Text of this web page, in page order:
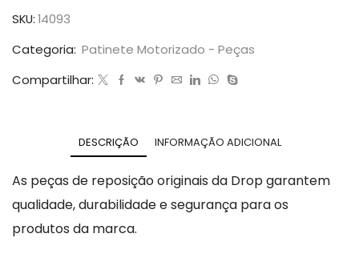
SKU:14093
Categoria: Patinete Motorizado - Peças
Compartilhar:
DESCRIÇÃO INFORMAÇÃO ADICIONAL
As peças de reposição originais da Drop garantem
qualidade, durabilidade e segurança para os
produtos da marca.